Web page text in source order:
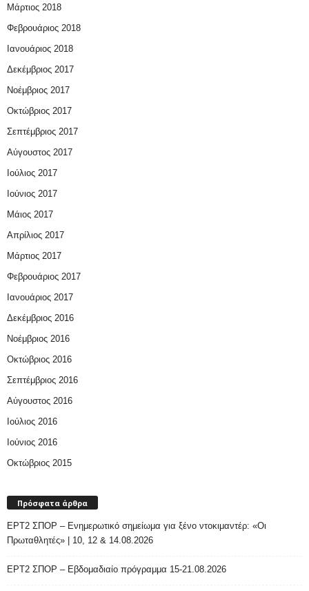
Μάρτιος 2018
Φεβρουάριος 2018
Ιανουάριος 2018
Δεκέμβριος 2017
Νοέμβριος 2017
Οκτώβριος 2017
Σεπτέμβριος 2017
Αύγουστος 2017
Ιούλιος 2017
Ιούνιος 2017
Μάιος 2017
Απρίλιος 2017
Μάρτιος 2017
Φεβρουάριος 2017
Ιανουάριος 2017
Δεκέμβριος 2016
Νοέμβριος 2016
Οκτώβριος 2016
Σεπτέμβριος 2016
Αύγουστος 2016
Ιούλιος 2016
Ιούνιος 2016
Οκτώβριος 2015
Πρόσφατα άρθρα
ΕΡΤ2 ΣΠΟΡ – Ενημερωτικό σημείωμα για ξένο ντοκιμαντέρ: «Οι
Πρωταθλητές» | 10, 12 & 14.08.2026
ΕΡΤ2 ΣΠΟΡ – Εβδομαδιαίο πρόγραμμα 15-21.08.2026